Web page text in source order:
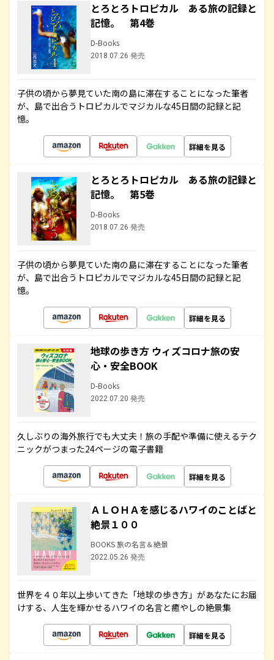
とろとろトロピカル ある旅の記録と
記憶。 第4巻
D-Books
2018.07.26 発売
子供の頃から夢見ていた南の島に滞在することになった筆者
が、島で出合うトロピカルでマジカルな45日間の記録と記
憶。
詳細を見る
とろとろトロピカル ある旅の記録と
記憶。 第5巻
D-Books
2018.07.26 発売
子供の頃から夢見ていた南の島に滞在することになった筆者
が、島で出合うトロピカルでマジカルな45日間の記録と記
憶。
詳細を見る
地球の歩き方 ウィズコロナ旅の安
心・安全BOOK
D-Books
2022.07.20 発売
久しぶりの海外旅行でも大丈夫！旅の手配や準備に使えるテク
ニックがつまった24ページの電子書籍
詳細を見る
ＡＬＯＨＡを感じるハワイのことばと
絶景１００
BOOKS 旅の名言＆絶景
2022.05.26 発売
世界を４０年以上歩いてきた「地球の歩き方」があなたにお届
けする、人生を輝かせるハワイの名言と癒やしの絶景集
詳細を見る